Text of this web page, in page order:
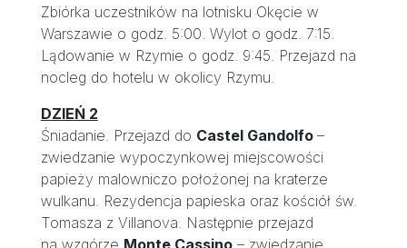
Zbiórka uczestników na lotnisku Okęcie w
Warszawie o godz. 5:00. Wylot o godz. 7:15.
Lądowanie w Rzymie o godz. 9:45. Przejazd na
nocleg do hotelu w okolicy Rzymu.
DZIEŃ 2
Śniadanie. Przejazd do Castel Gandolfo –
zwiedzanie wypoczynkowej miejscowości
papieży malowniczo położonej na kraterze
wulkanu. Rezydencja papieska oraz kościół św.
Tomasza z Villanova. Następnie przejazd
na wzgórze Monte Cassino– zwiedzanie